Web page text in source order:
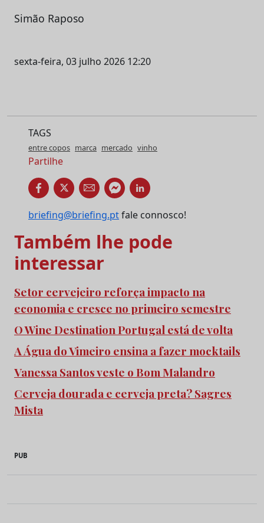
Simão Raposo
sexta-feira, 03 julho 2026 12:20
TAGS
entre copos marca mercado vinho
Partilhe
briefing@briefing.ptfale connosco!
Também lhe pode
interessar
Setor cervejeiro reforça impacto na
economia e cresce no primeiro semestre
O Wine Destination Portugal está de volta
A Água do Vimeiro ensina a fazer mocktails
Vanessa Santos veste o Bom Malandro
Cerveja dourada e cerveja preta? Sagres
Mista
PUB